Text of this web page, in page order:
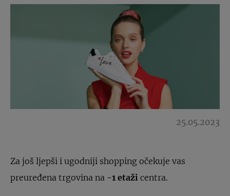
25.05.2023
Za još ljepši i ugodniji shopping očekuje vas
preuređena trgovina na -1 etaži centra.